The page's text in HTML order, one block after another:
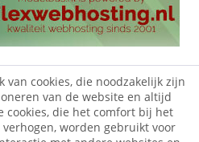
van cookies, die noodzakelijk zijn
van de website en altijd
cookies, die het comfort bij het
worden gebruikt voor